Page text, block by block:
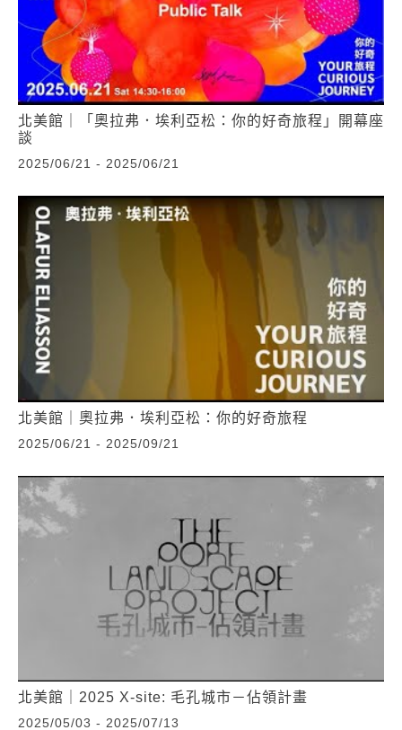
北美館｜「奧拉弗．埃利亞松：你的好奇旅程」開幕座
談
2025/06/21 - 2025/06/21
北美館｜奧拉弗．埃利亞松：你的好奇旅程
2025/06/21 - 2025/09/21
北美館｜2025 X-site: 毛孔城市－佔領計畫
2025/05/03 - 2025/07/13